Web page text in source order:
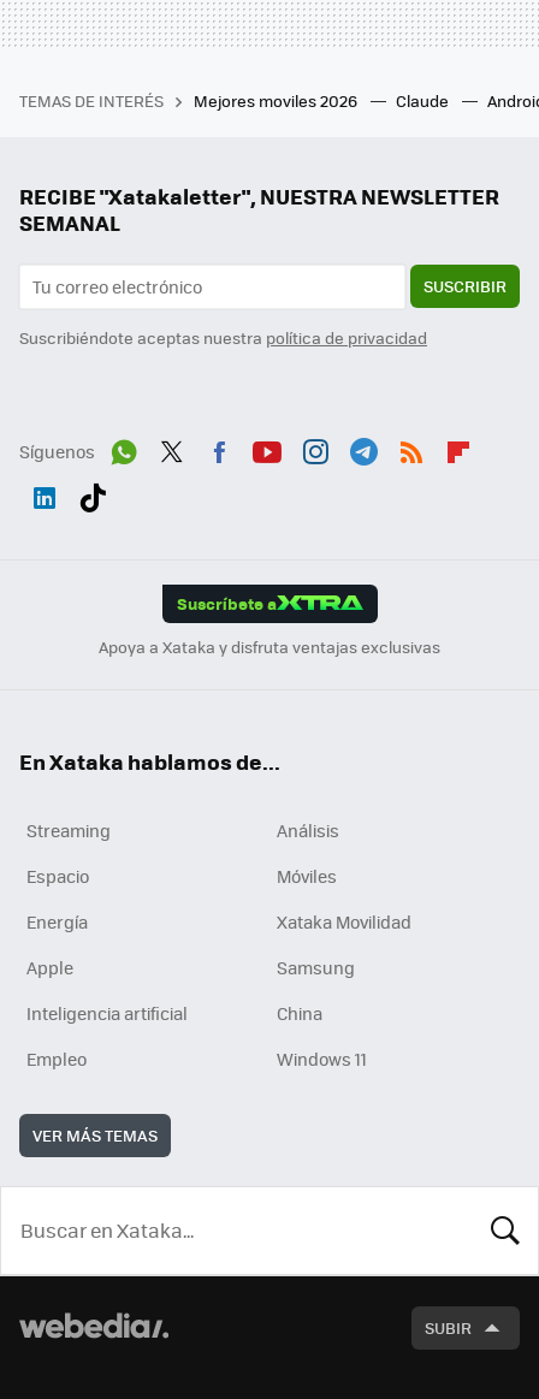
TEMAS DE INTERÉS Mejores moviles 2026 Claude
RECIBE "Xatakaletter", NUESTRA NEWSLETTER
SEMANAL
SUSCRIBIR
Suscribiéndote aceptas nuestra política de privacidad
Síguenos
Suscríbete a
Apoya a Xataka y disfruta ventajas exclusivas
En Xataka hablamos de...
Streaming
Análisis
Espacio
Móviles
Energía
Xataka Movilidad
Apple
Samsung
Inteligencia artificial
China
Empleo
Windows 11
VER MÁS TEMAS
SUBIR